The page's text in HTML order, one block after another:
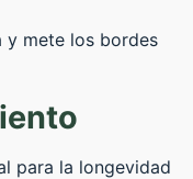
y mete los bordes
para la longevidad